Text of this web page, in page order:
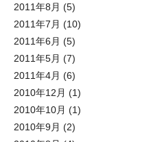
2011年8月 (5)
2011年7月 (10)
2011年6月 (5)
2011年5月 (7)
2011年4月 (6)
2010年12月 (1)
2010年10月 (1)
2010年9月 (2)